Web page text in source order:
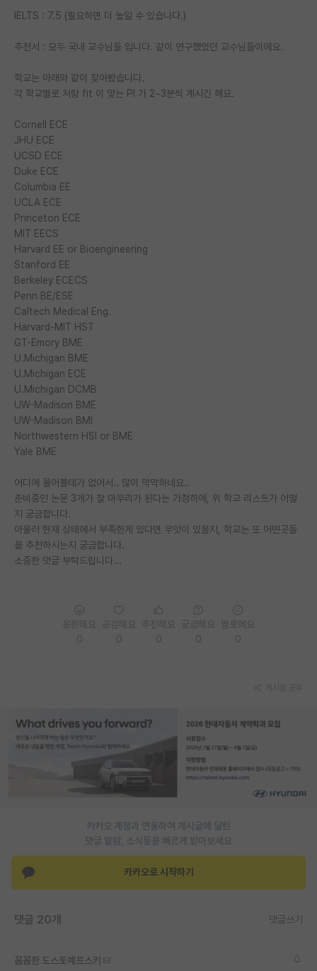
반도체 아카데미
IELTS : 7.5 (필요하면 더 높일 수 있습니다.)
추천서 : 모두 국내 교수님들 입니다. 같이 연구했었던 교수님들이에요.
학교는 아래와 같이 찾아봤습니다.
각 학교별로 저랑 fit 이 맞는 PI 가 2~3분씩 계시긴 해요.
Cornell ECE
JHU ECE
UCSD ECE
Duke ECE
Columbia EE
UCLA ECE
Princeton ECE
MIT EECS
Harvard EE or Bioengineering
Stanford EE
Berkeley ECECS
Penn BE/ESE
Caltech Medical Eng.
Harvard-MIT HST
GT-Emory BME
U.Michigan BME
U.Michigan ECE
U.Michigan DCMB
UW-Madison BME
UW-Madison BMI
Northwestern HSI or BME
Yale BME
어디에 물어볼데가 없어서.. 많이 막막하네요..
준비중인 논문 3개가 잘 마무리가 된다는 가정하에, 위 학교 리스트가 어떨
지 궁금합니다.
아울러 현재 상태에서 부족한게 있다면 무엇이 있을지, 학교는 또 어떤곳들
을 추천하시는지 궁금합니다.
소중한 댓글 부탁드립니다...
카카오 계정과 연동하여 게시글에 달린
댓글 알람, 소식등을 빠르게 받아보세요
카카오로 시작하기
댓글 20개 댓글쓰기
꼼꼼한 도스토예프스키